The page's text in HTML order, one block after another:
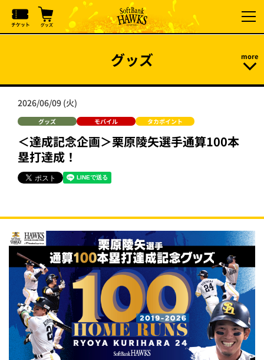
グッズ
2026/06/09 (火)
グッズ モバイル タカポイント
＜達成記念企画＞栗原陵矢選手通算100本
塁打達成！